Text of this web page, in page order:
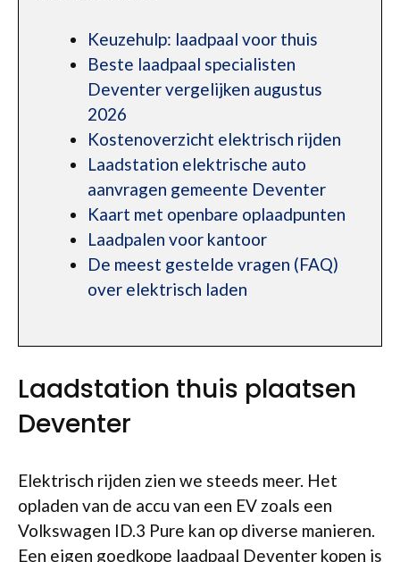
Keuzehulp: laadpaal voor thuis
Beste laadpaal specialisten
Deventer vergelijken augustus
2026
Kostenoverzicht elektrisch rijden
Laadstation elektrische auto
aanvragen gemeente Deventer
Kaart met openbare oplaadpunten
Laadpalen voor kantoor
De meest gestelde vragen (FAQ)
over elektrisch laden
Laadstation thuis plaatsen
Deventer
Elektrisch rijden zien we steeds meer. Het
opladen van de accu van een EV zoals een
Volkswagen ID.3 Pure kan op diverse manieren.
Een eigen goedkope laadpaal Deventer kopen is